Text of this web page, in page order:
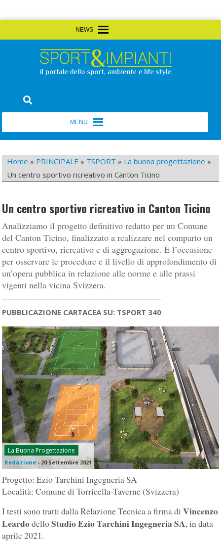
to
Sport&Impianti
Home » PRINCIPALE » TSPORT » La buona progettazione »
Un centro sportivo ricreativo in Canton Ticino
Un centro sportivo ricreativo in Canton Ticino
Analizziamo il progetto definitivo redatto per un Comune
del Canton Ticino, finalizzato a realizzare nel comparto un
centro sportivo, ricreativo e di aggregazione. È l’occasione
per osservare le procedure e il livello di approfondimento di
un’opera pubblica in relazione alle norme e alle prassi
vigenti nella vicina Svizzera.
PUBBLICAZIONE CARTACEA SU: TSPORT 340
La Buona Progettazione
Redazione-20 Settembre 2021
Progetto: Ezio Tarchini Ingegneria SA
Località: Comune di Torricella-Taverne (Svizzera)
I testi sono tratti dalla Relazione Tecnica a firma di Vincenzo
LeardodelloStudio Ezio Tarchini Ingegneria SA, in data
aprile 2021.